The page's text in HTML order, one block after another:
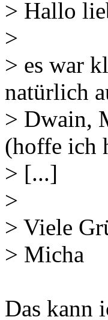
> Hallo
>
> es war
natürlich
> Dwain,
(hoffe ich
> [...]
>
> Viele
> Micha
Das kann